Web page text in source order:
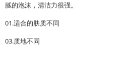
腻的泡沫，清洁力很强。
01.适合的肤质不同
03.质地不同